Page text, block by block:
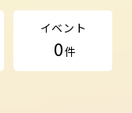
イベント
0件